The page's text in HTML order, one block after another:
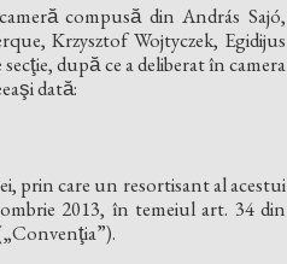
compusă din András Sajó,
Krzysztof Wojtyczek, Egidijus
după ce a deliberat în camera
dată:
prin care un resortisant al acestui
2013, în temeiul art. 34 din